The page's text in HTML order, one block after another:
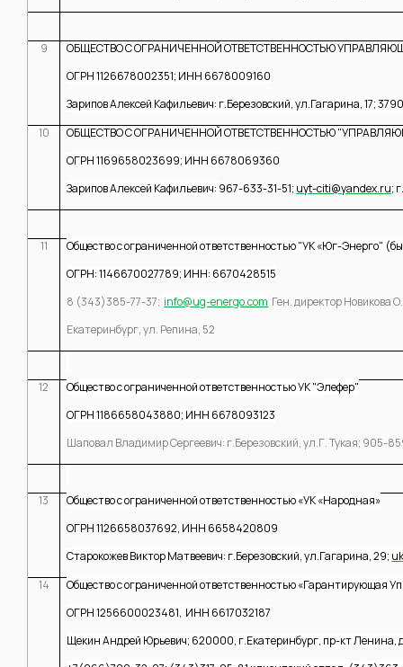
9
ОБЩЕСТВО С ОГРАНИЧЕННОЙ ОТВЕТСТВЕННОСТЬЮ
ОГРН 1126678002351; ИНН 6678009160
Зарипов Алексей Кафильевич: г.Березовский, ул.Гагарина, 17;
10
ОБЩЕСТВО С ОГРАНИЧЕННОЙ ОТВЕТСТВЕННОСТЬЮ
ОГРН 1169658023699; ИНН 6678069360
Зарипов Алексей Кафильевич: 967-633-31-51; uyt-citi@yandex.ru;
11
Общество с ограниченной ответственностью "УК «Юг-Энерго"
ОГРН: 1146670027789; ИНН: 6670428515
8 (343)385-77-37; info@ug-energo.com Ген. директор
Екатеринбург, ул. Репина, 52
12
Общество с ограниченной ответственностью УК "Элефер"
ОГРН 1186658043880; ИНН 6678093123
Шаповал Владимир Сергеевич: г.Березовский, ул.Г. Тукая; 905-
13
Общество с ограниченной ответственностью «УК «Народная»
ОГРН1126658037692, ИНН 6658420809
Старокожев Виктор Матвеевич: г.Березовский, ул.Гагарина, 29;
14
Общество с ограниченной ответственностью «Гарантирующая
ОГРН 1256600023481, ИНН 6617032187
Щекин Андрей Юрьевич; 620000, г.Екатеринбург, пр-кт Ленина,